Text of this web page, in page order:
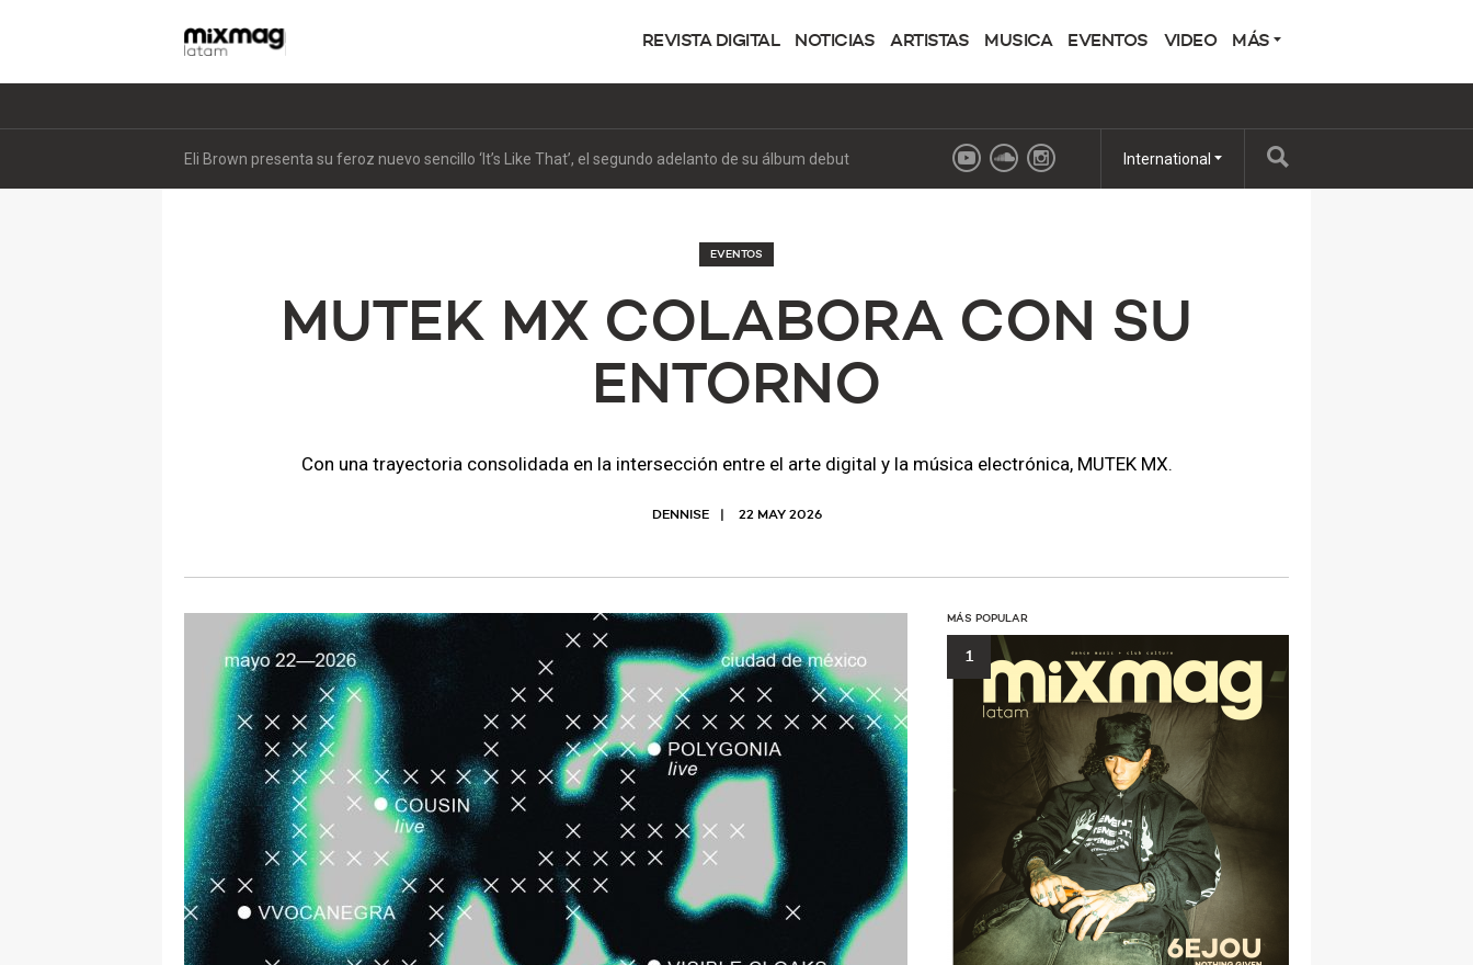
REVISTA DIGITAL NOTICIAS ARTISTAS MUSICA EVENTOS VIDEO MÁS
Eli Brown presenta su feroz nuevo sencillo ‘It’s Like That’, el segundo adelanto de su álbum debut International
EVENTOS
MUTEK MX COLABORA CON SU
ENTORNO
Con una trayectoria consolidada en la intersección entre el arte digital y la música electrónica, MUTEK MX.
DENNISE 22 MAY 2026
MÁS POPULAR
1